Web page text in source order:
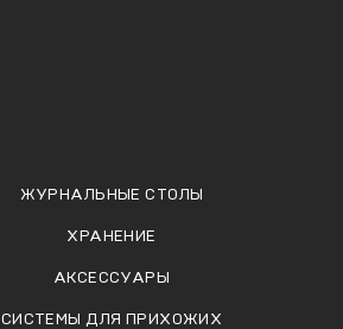
ЖУРНАЛЬНЫЕ СТОЛЫ
ХРАНЕНИЕ
АКСЕССУАРЫ
СИСТЕМЫ ДЛЯ ПРИХОЖИХ